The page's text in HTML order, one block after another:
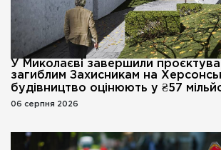
У Миколаєві завершили
загиблим Захисникам на
будівництво оцінюють у ₴57
06 серпня 2026